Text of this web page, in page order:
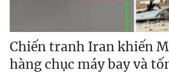
Chiến tranh Iran khiến
hàng chục máy bay và